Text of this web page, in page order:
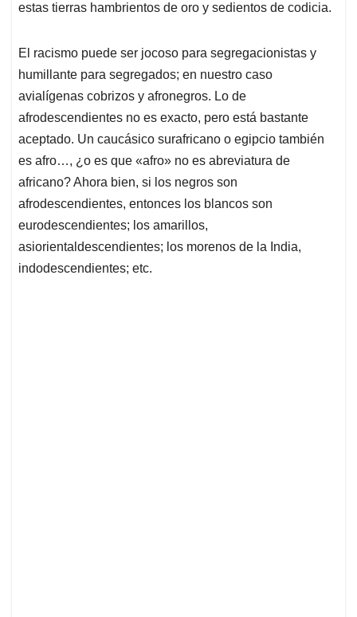
estas tierras hambrientos de oro y sedientos de codicia.
El racismo puede ser jocoso para segregacionistas y
humillante para segregados; en nuestro caso
avialígenas cobrizos y afronegros. Lo de
afrodescendientes no es exacto, pero está bastante
aceptado. Un caucásico surafricano o egipcio también
es afro…, ¿o es que «afro» no es abreviatura de
africano? Ahora bien, si los negros son
afrodescendientes, entonces los blancos son
eurodescendientes; los amarillos,
asiorientaldescendientes; los morenos de la India,
indodescendientes; etc.